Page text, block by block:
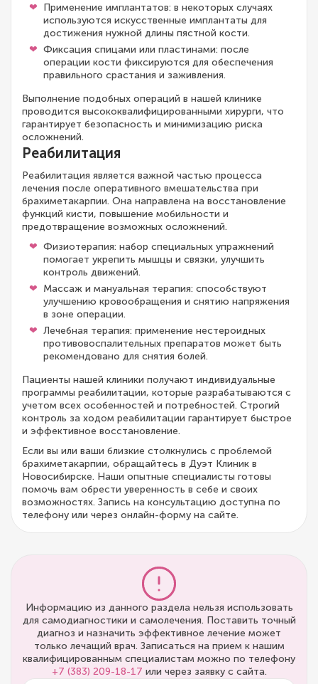
Применение имплантатов: в некоторых случаях
используются искусственные имплантаты для
достижения нужной длины пястной кости.
Фиксация спицами или пластинами: после
операции кости фиксируются для обеспечения
правильного срастания и заживления.
Выполнение подобных операций в нашей клинике
проводится высококвалифицированными хирурги, что
гарантирует безопасность и минимизацию риска
осложнений.
Реабилитация
Реабилитация является важной частью процесса
лечения после оперативного вмешательства при
брахиметакарпии. Она направлена на восстановление
функций кисти, повышение мобильности и
предотвращение возможных осложнений.
Физиотерапия: набор специальных упражнений
помогает укрепить мышцы и связки, улучшить
контроль движений.
Массаж и мануальная терапия: способствуют
улучшению кровообращения и снятию напряжения
в зоне операции.
Лечебная терапия: применение нестероидных
противовоспалительных препаратов может быть
рекомендовано для снятия болей.
Пациенты нашей клиники получают индивидуальные
программы реабилитации, которые разрабатываются с
учетом всех особенностей и потребностей. Строгий
контроль за ходом реабилитации гарантирует быстрое
и эффективное восстановление.
Если вы или ваши близкие столкнулись с проблемой
брахиметакарпии, обращайтесь в Дуэт Клиник в
Новосибирске. Наши опытные специалисты готовы
помочь вам обрести уверенность в себе и своих
возможностях. Запись на консультацию доступна по
телефону или через онлайн-форму на сайте.
Информацию из данного раздела нельзя использовать
для самодиагностики и самолечения. Поставить точный
диагноз и назначить эффективное лечение может
только лечащий врач. Записаться на прием к нашим
квалифицированным специалистам можно по телефону
+7 (383) 209-18-17 или через заявку с сайта.